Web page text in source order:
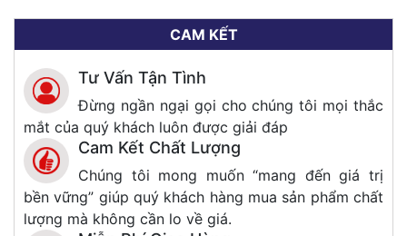
TN
Tròn
(1M6)
số
lượng
CAM KẾT
Tư Vấn Tận Tình
Đừng ngần ngại gọi cho chúng tôi mọi thắc
mắt của quý khách luôn được giải đáp
Cam Kết Chất Lượng
Chúng tôi mong muốn “mang đến giá trị
bền vững” giúp quý khách hàng mua sản phẩm chất
lượng mà không cần lo về giá.